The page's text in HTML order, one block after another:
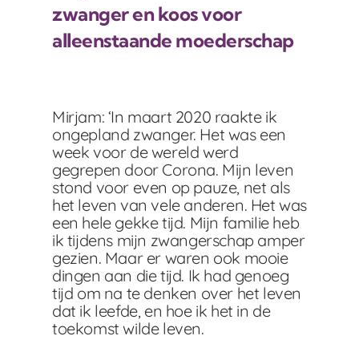
zwanger en koos voor
alleenstaande moederschap
Mirjam: ‘In maart 2020 raakte ik
ongepland zwanger. Het was een
week voor de wereld werd
gegrepen door Corona. Mijn leven
stond voor even op pauze, net als
het leven van vele anderen. Het was
een hele gekke tijd. Mijn familie heb
ik tijdens mijn zwangerschap amper
gezien. Maar er waren ook mooie
dingen aan die tijd. Ik had genoeg
tijd om na te denken over het leven
dat ik leefde, en hoe ik het in de
toekomst wilde leven.